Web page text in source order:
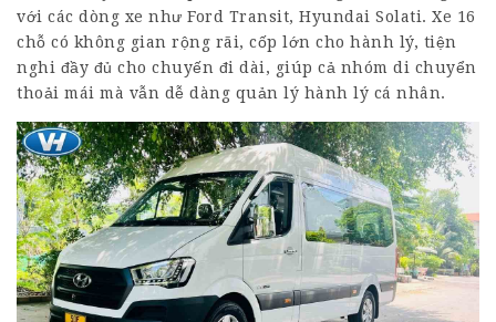
với các dòng xe như Ford Transit, Hyundai Solati. Xe 16
chỗ có không gian rộng rãi, cốp lớn cho hành lý, tiện
nghi đầy đủ cho chuyến đi dài, giúp cả nhóm di chuyển
thoải mái mà vẫn dễ dàng quản lý hành lý cá nhân.